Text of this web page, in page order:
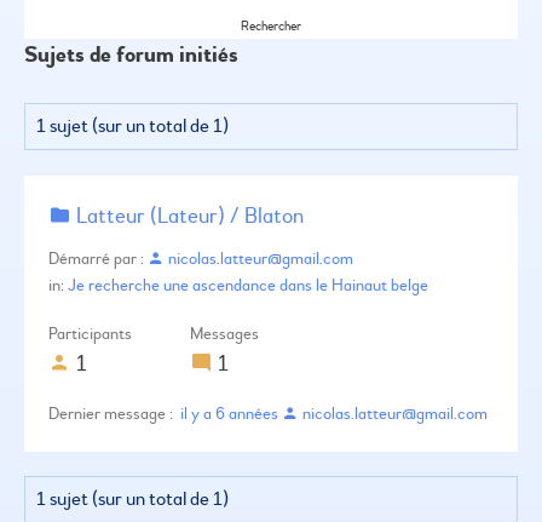
Sujets de forum initiés
1 sujet (sur un total de 1)
Latteur (Lateur) / Blaton
Démarré par :
nicolas.latteur@gmail.com
in: Je recherche une ascendance dans le Hainaut belge
Participants
1
Messages
1
il y a 6 années nicolas.latteur@gmail.com
1 sujet (sur un total de 1)